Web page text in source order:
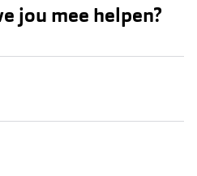
jou mee helpen?